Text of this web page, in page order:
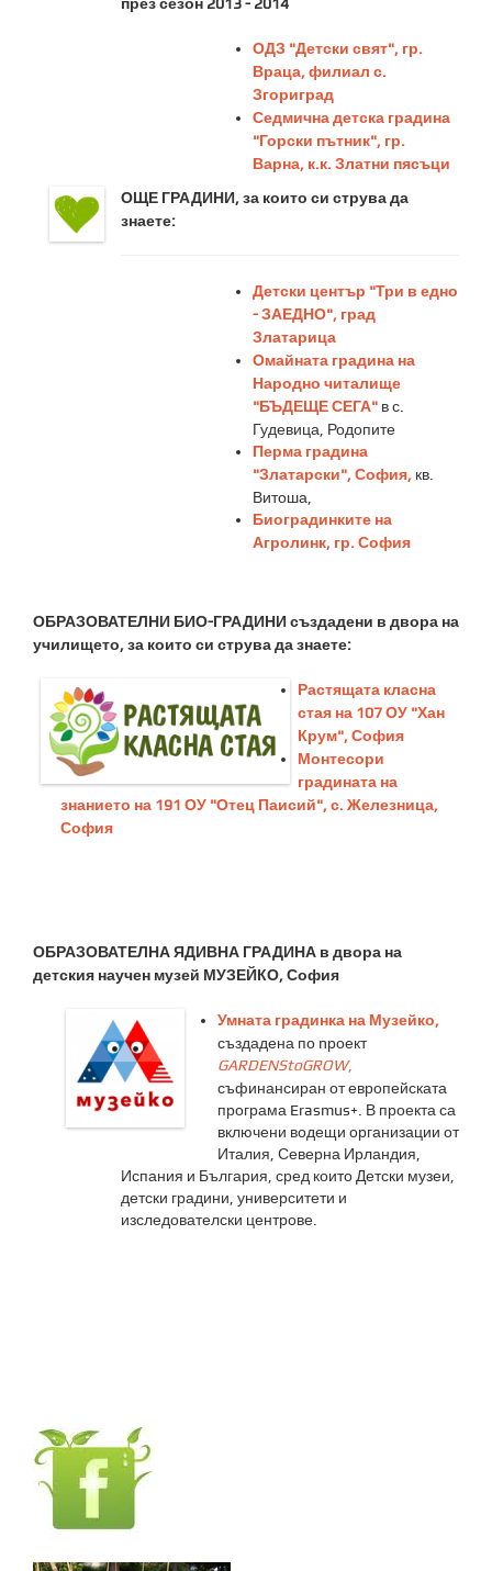
ОДЗ "Детски свят", гр.
Враца, филиал с.
Згориград
Седмична детска градина
"Горски пътник", гр.
Варна, к.к. Златни пясъци
ОЩЕ ГРАДИНИ, за които си струва да
знаете:
Детски център "Три в едно
- ЗАЕДНО", град
Златарица
Омайната градина на
Народно читалище
"БЪДЕЩЕ СЕГА" в с.
Гудевица, Родопите
Перма градина
"Златарски", София, кв.
Витоша,
Биоградинките на
Агролинк, гр. София
ОБРАЗОВАТЕЛНИ БИО-ГРАДИНИ създадени в двора на
училището, за които си струва да знаете:
Растящата класна
стая на 107 ОУ "Хан
Крум", София
Монтесори
градината на
знанието на 191 ОУ "Отец Паисий", с. Железница,
София
ОБРАЗОВАТЕЛНА ЯДИВНА ГРАДИНА в двора на
детския научен музей МУЗЕЙКО, София
Умната градинка на Музейко,
създадена по nроект
GARDENStoGROW,
съфинансиран от европейската
програма Erasmus+. В проекта са
включени водещи организации от
Италия, Северна Ирландия,
Испания и България, сред които Детски музеи,
детски градини, университети и
изследователски центрове.